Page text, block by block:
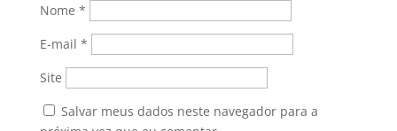
Nome *
E-mail *
Site
Salvar meus dados neste navegador para a